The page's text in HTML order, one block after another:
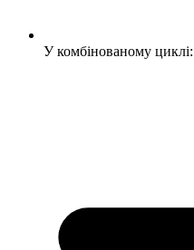
У комбінованому циклі: